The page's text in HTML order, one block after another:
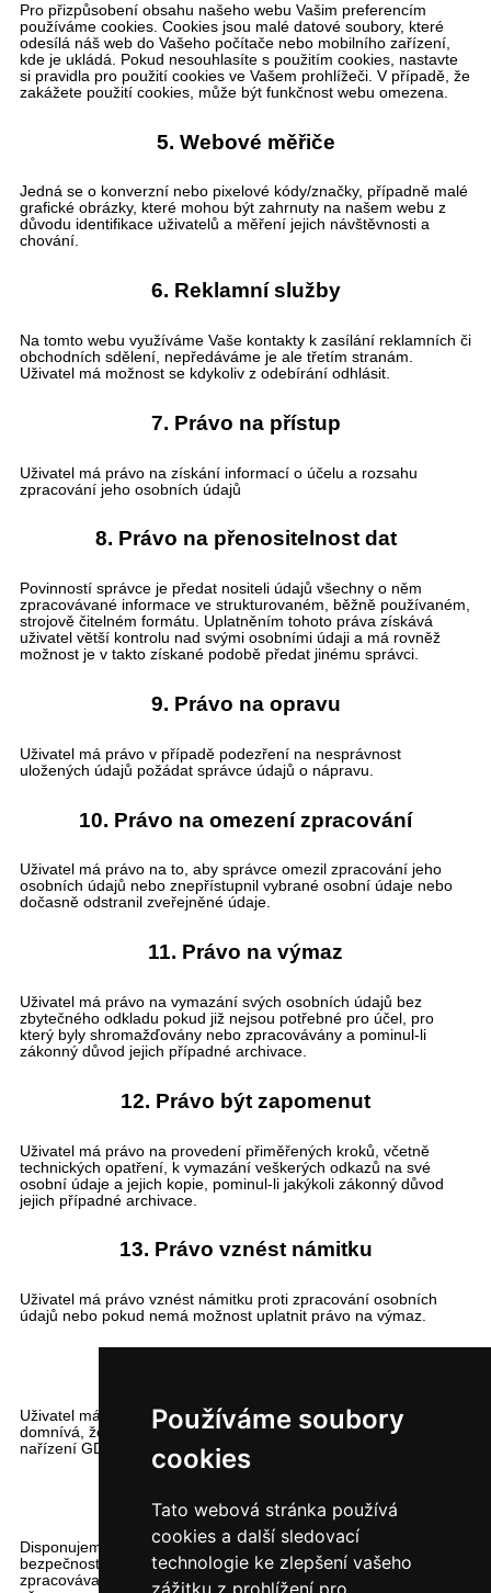
Používáme soubory
cookies
Tato webová stránka používá
cookies a další sledovací
technologie ke zlepšení vašeho
zážitku z prohlížení pro
Pro přizpůsobení obsahu našeho webu Vašim preferencím
používáme cookies. Cookies jsou malé datové soubory, které
odesílá náš web do Vašeho počítače nebo mobilního zařízení,
kde je ukládá. Pokud nesouhlasíte s použitím cookies, nastavte
si pravidla pro použití cookies ve Vašem prohlížeči. V případě, že
zakážete použití cookies, může být funkčnost webu omezena.
5. Webové měřiče
Jedná se o konverzní nebo pixelové kódy/značky, případně malé
grafické obrázky, které mohou být zahrnuty na našem webu z
důvodu identifikace uživatelů a měření jejich návštěvnosti a
chování.
6. Reklamní služby
Na tomto webu využíváme Vaše kontakty k zasílání reklamních či
obchodních sdělení, nepředáváme je ale třetím stranám.
Uživatel má možnost se kdykoliv z odebírání odhlásit.
7. Právo na přístup
Uživatel má právo na získání informací o účelu a rozsahu
zpracování jeho osobních údajů
8. Právo na přenositelnost dat
Povinností správce je předat nositeli údajů všechny o něm
zpracovávané informace ve strukturovaném, běžně používaném,
strojově čitelném formátu. Uplatněním tohoto práva získává
uživatel větší kontrolu nad svými osobními údaji a má rovněž
možnost je v takto získané podobě předat jinému správci.
9. Právo na opravu
Uživatel má právo v případě podezření na nesprávnost
uložených údajů požádat správce údajů o nápravu.
10. Právo na omezení zpracování
Uživatel má právo na to, aby správce omezil zpracování jeho
osobních údajů nebo znepřístupnil vybrané osobní údaje nebo
dočasně odstranil zveřejněné údaje.
11. Právo na výmaz
Uživatel má právo na vymazání svých osobních údajů bez
zbytečného odkladu pokud již nejsou potřebné pro účel, pro
který byly shromažďovány nebo zpracovávány a pominul-li
zákonný důvod jejich případné archivace.
12. Právo být zapomenut
Uživatel má právo na provedení přiměřených kroků, včetně
technických opatření, k vymazání veškerých odkazů na své
osobní údaje a jejich kopie, pominul-li jakýkoli zákonný důvod
jejich případné archivace.
13. Právo vznést námitku
Uživatel má právo vznést námitku proti zpracování osobních
údajů nebo pokud nemá možnost uplatnit právo na výmaz.
Uživatel má právo podání stížnosti u dozorového úřadu pokud se
domnívá, že zpracováním jeho osobních údajů je porušeno
nařízení GDPR.
15. Zabezpečení ochrany dat
Disponujeme moderními kontrolními, technickými a
bezpečnostními mechanismy zajišťujícími ochranu
zpracovávaných údajů před neoprávněným přístupem nebo